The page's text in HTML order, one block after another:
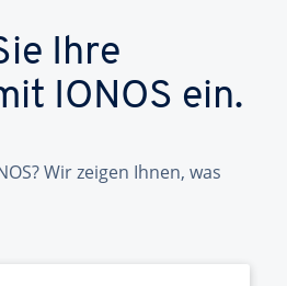
Ihre
IONOS ein.
Wir zeigen Ihnen, was